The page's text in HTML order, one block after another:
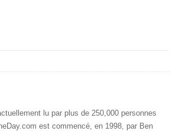
lu par plus de 250,000 personnes
est commencé, en 1998, par Ben